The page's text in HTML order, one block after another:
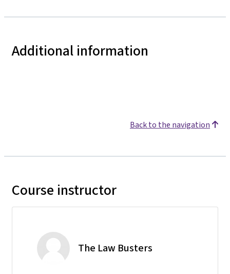
Additional information
Back to the navigation
Course instructor
The Law Busters